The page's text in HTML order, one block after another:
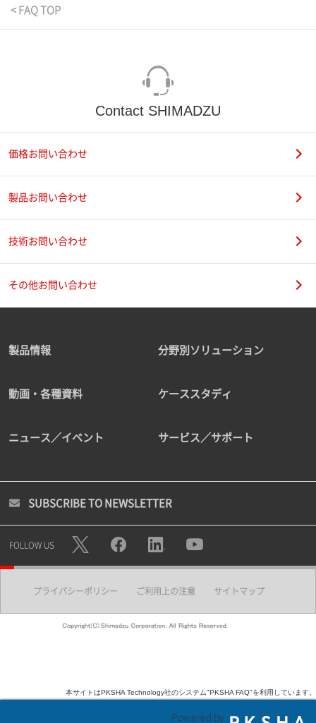
< FAQ TOP
Contact SHIMADZU
価格お問い合わせ
製品お問い合わせ
技術お問い合わせ
その他お問い合わせ
製品情報 分野別ソリューション
動画・各種資料 ケーススタディ
ニュース／イベント サービス／サポート
SUBSCRIBE TO NEWSLETTER
FOLLOW US
プライバシーポリシー ご利用上の注意 サイトマップ
本サイトはPKSHA Technology社のシステム"PKSHA FAQ"を利用しています。
Powered by